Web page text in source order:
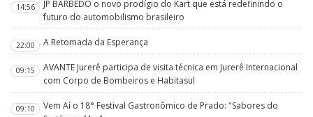
14:56
JP BARBEDO o novo prodígio do Kart que está redefinindo o
futuro do automobilismo brasileiro
22:00 A Retomada da Esperança
09:15
AVANTE Jurerê participa de visita técnica em Jurerê Internacional
com Corpo de Bombeiros e Habitasul
09:10
Vem Aí o 18° Festival Gastronômico de Prado: "Sabores do